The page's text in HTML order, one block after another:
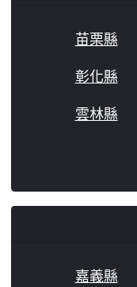
苗栗縣
彰化縣
雲林縣
嘉義縣